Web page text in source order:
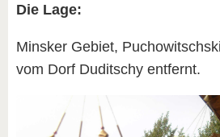
Die Lage:
Minsker Gebiet,
vom Dorf Duditschy entfernt.